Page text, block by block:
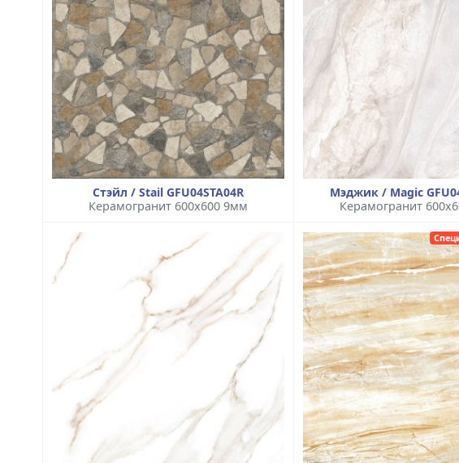
Стэйл / Stail GFU04STA04R
Керамогранит 600x600 9мм
Мэджик / Magic
Керамогранит